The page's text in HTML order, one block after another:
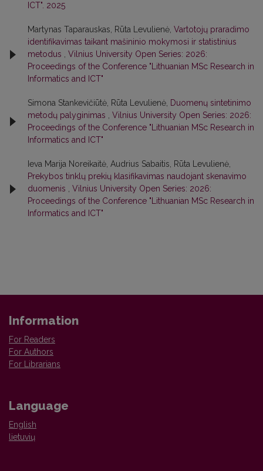
ICT". 2025
Martynas Taparauskas, Rūta Levulienė, Vartotojų praradimo
identifikavimas taikant mašininio mokymosi ir statistinius
metodus
Vilnius University Open Series: 2026:
Proceedings of the Conference "Lithuanian MSc Research in
Informatics and ICT"
Simona Stankevičiūtė, Rūta Levulienė, Duomenų sintetinimo
metodų palyginimas
Vilnius University Open Series: 2026:
Proceedings of the Conference "Lithuanian MSc Research in
Informatics and ICT"
Ieva Marija Noreikaitė, Audrius Sabaitis, Rūta Levulienė,
Prekybos tinklų prekių klasifikavimas naudojant skenavimo
duomenis
Vilnius University Open Series: 2026:
Proceedings of the Conference "Lithuanian MSc Research in
Informatics and ICT"
Information
For Readers
For Authors
For Librarians
Language
English
lietuvių